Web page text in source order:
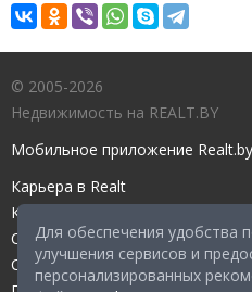
Для обеспечения удобства
улучшения сервисов и
персонализированных
© 2005-2026
Недвижимость на REALT.BY
Мобильное приложение Realt.by
Карьера в Realt
Контакты редакции
Справочный центр
Служба поддержки